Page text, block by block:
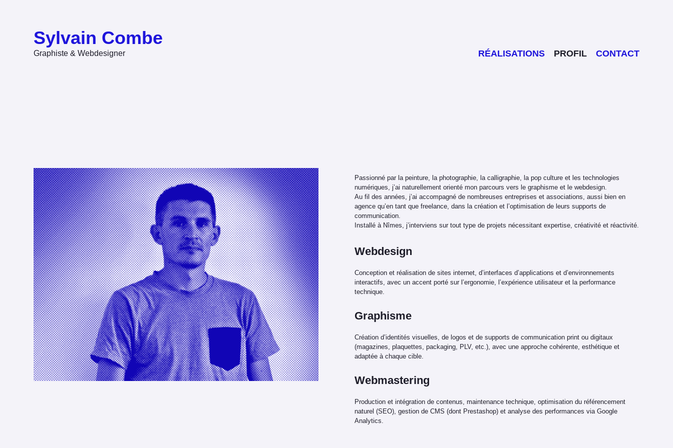
Sylvain Combe
Graphiste & Webdesigner RÉALISATIONSPROFIL CONTACT
Passionné par la peinture, la photographie, la calligraphie, la pop culture et les technologies
numériques, j’ai naturellement orienté mon parcours vers le graphisme et le webdesign.
Au fil des années, j’ai accompagné de nombreuses entreprises et associations, aussi bien en
agence qu’en tant que freelance, dans la création et l’optimisation de leurs supports de
communication.
Installé à Nîmes, j’interviens sur tout type de projets nécessitant expertise, créativité et réactivité.
Webdesign
Conception et réalisation de sites internet, d’interfaces d’applications et d’environnements
interactifs, avec un accent porté sur l’ergonomie, l’expérience utilisateur et la performance
technique.
Graphisme
Création d’identités visuelles, de logos et de supports de communication print ou digitaux
(magazines, plaquettes, packaging, PLV, etc.), avec une approche cohérente, esthétique et
adaptée à chaque cible.
Webmastering
Production et intégration de contenus, maintenance technique, optimisation du référencement
naturel (SEO), gestion de CMS (dont Prestashop) et analyse des performances via Google
Analytics.